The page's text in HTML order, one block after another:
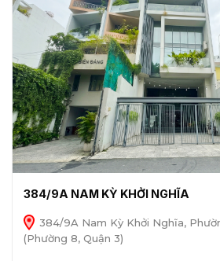
384/9A NAM KỲ KHỞI NGHĨA
384/9A Nam Kỳ Khởi Nghĩa,
(Phường 8, Quận 3)